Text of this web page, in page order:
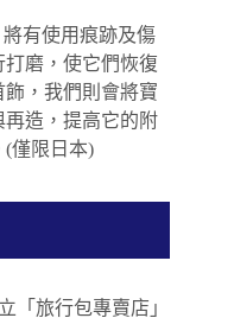
有使用痕跡及傷
磨，使它們恢復
，我們則會將寶
造，提高它的附
(僅限日本)
「旅行包專賣店」